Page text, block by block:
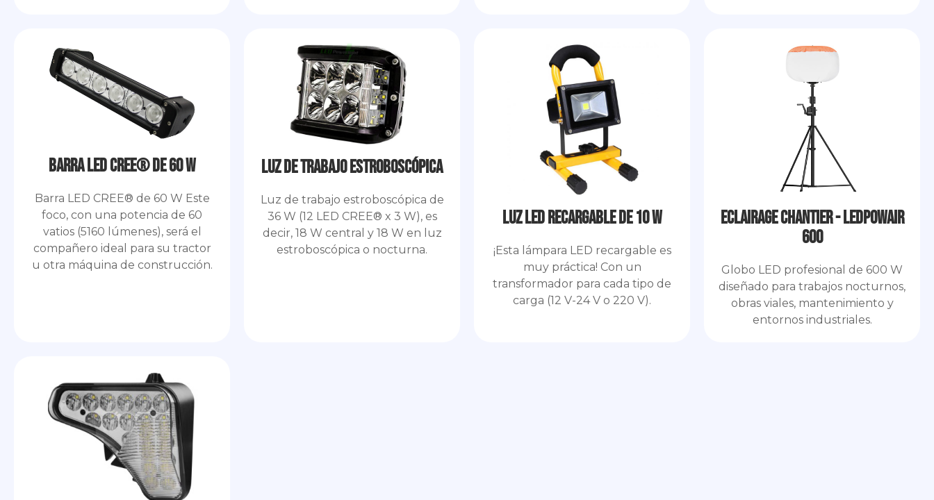
Barra LED CREE® de 60 W
Barra LED CREE® de 60 W Este
foco, con una potencia de 60
vatios (5160 lúmenes), será el
compañero ideal para su tractor
u otra máquina de construcción.
Luz de trabajo estroboscópica
Luz de trabajo estroboscópica de
36 W (12 LED CREE® x 3 W), es
decir, 18 W central y 18 W en luz
estroboscópica o nocturna.
Luz LED recargable de 10 W
¡Esta lámpara LED recargable es
muy práctica! Con un
transformador para cada tipo de
carga (12 V-24 V o 220 V).
Eclairage Chantier - LEDPOWAIR
600
Globo LED profesional de 600 W
diseñado para trabajos nocturnos,
obras viales, mantenimiento y
entornos industriales.